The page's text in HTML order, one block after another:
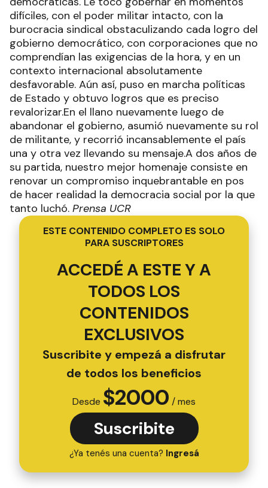
difíciles, con el poder militar intacto, con la
burocracia sindical obstaculizando cada logro del
gobierno democrático, con corporaciones que no
comprendían las exigencias de la hora, y en un
contexto internacional absolutamente
desfavorable. Aún así, puso en marcha políticas
de Estado y obtuvo logros que es preciso
revalorizar.En el llano nuevamente luego de
abandonar el gobierno, asumió nuevamente su rol
de militante, y recorrió incansablemente el país
una y otra vez llevando su mensaje.A dos años de
su partida, nuestro mejor homenaje consiste en
renovar un compromiso inquebrantable en pos
de hacer realidad la democracia social por la que
tanto luchó. Prensa UCR
ESTE CONTENIDO COMPLETO ES SOLO
PARA SUSCRIPTORES
ACCEDÉ A ESTE Y A
TODOS LOS
CONTENIDOS
EXCLUSIVOS
Suscribite y empezá a disfrutar
de todos los beneficios
Desde $2000 / mes
Suscribite
¿Ya tenés una cuenta? Ingresá